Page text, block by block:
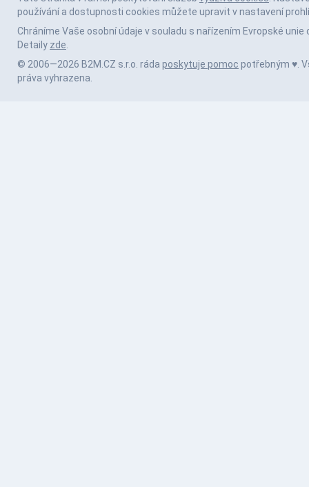
používání a dostupnosti cookies můžete upravit v nastavení
Chráníme Vaše osobní údaje v souladu s nařízením Evropské unie
Detaily zde.
© 2006—2026 B2M.CZ s.r.o. ráda poskytuje pomoc potřebným ♥️.
práva vyhrazena.